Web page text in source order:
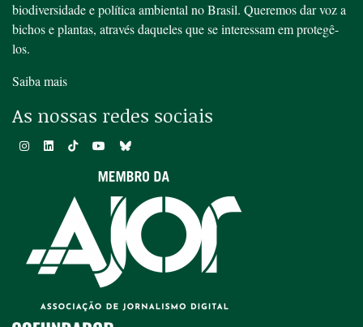
biodiversidade e política ambiental no Brasil. Queremos dar voz a
bichos e plantas, através daqueles que se interessam em protegê-
los.
Saiba mais
As nossas redes sociais